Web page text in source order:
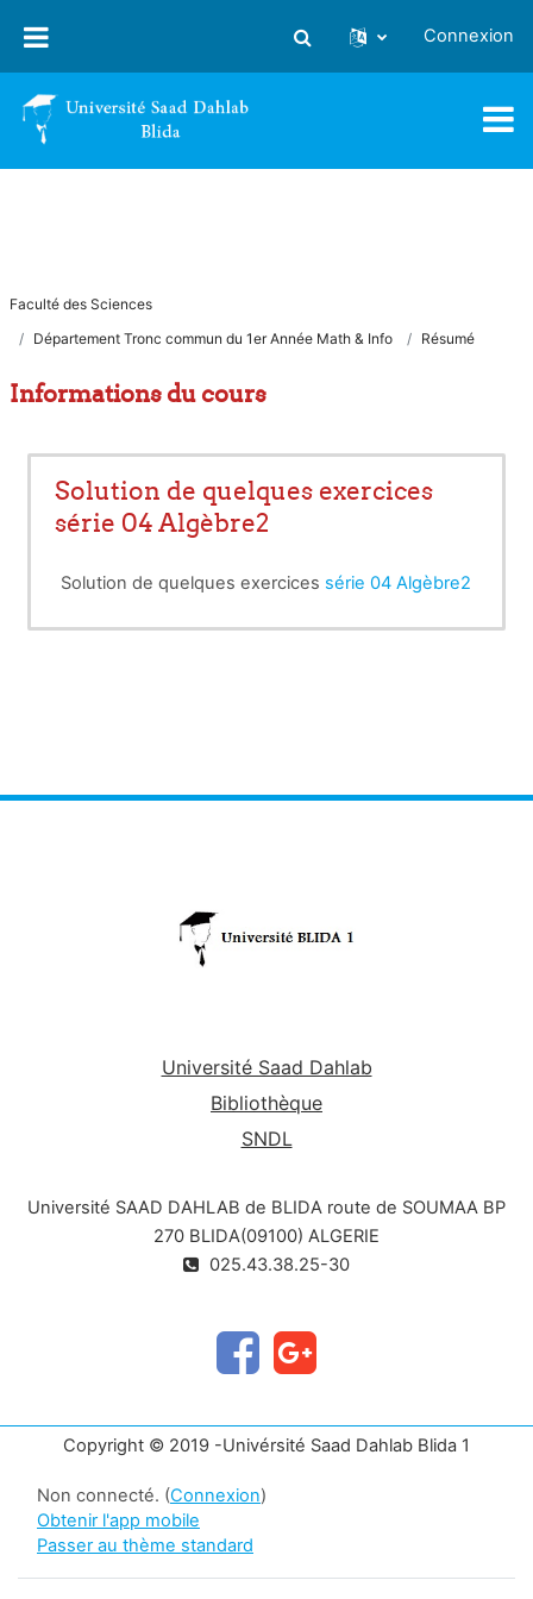
Activer/désactiver la saisie
Connexion
Faculté des Sciences
Département Tronc commun du 1er Année Math & Info
Résumé
Informations du cours
Solution de quelques exercices
série 04 Algèbre2
Solution de quelques exercices série 04 Algèbre2
Université Saad Dahlab
Bibliothèque
SNDL
Université SAAD DAHLAB de BLIDA route de SOUMAA BP
270 BLIDA(09100) ALGERIE
025.43.38.25-30
Copyright © 2019 -Univérsité Saad Dahlab Blida 1
Non connecté. (Connexion)
Obtenir l'app mobile
Passer au thème standard